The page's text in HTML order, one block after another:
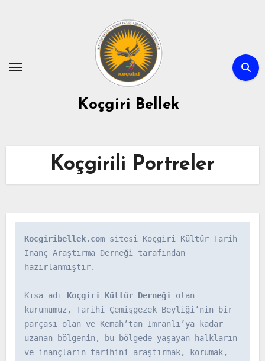
Koçgiri Bellek
Koçgirili Portreler
Kocgiribellek.com sitesi Koçgiri Kültür Tarih
İnanç Araştırma Derneği tarafından
hazırlanmıştır.
Kısa adı Koçgiri Kültür Derneği olan
kurumumuz, Tarihi Çemişgezek Beyliği’nin bir
parçası olan ve Kemah’tan İmranlı’ya kadar
uzanan bölgenin, bu bölgede yaşayan halkların
ve inançların tarihini araştırmak, korumak,